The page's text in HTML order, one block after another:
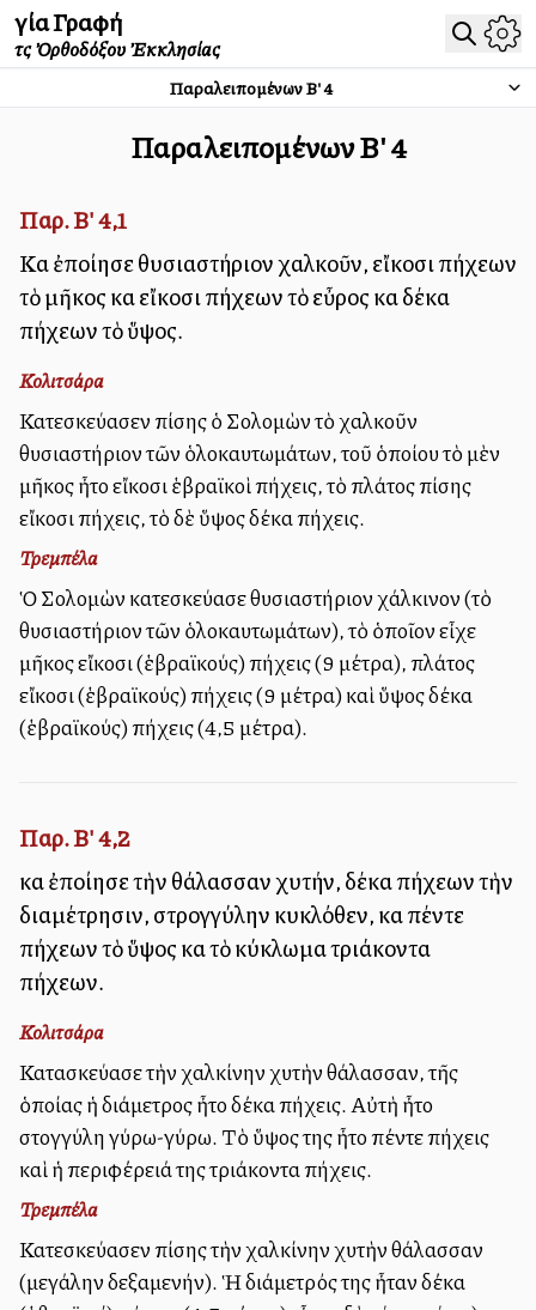
Ἁγία Γραφή
τῆς Ὀρθοδόξου Ἐκκλησίας
Παραλειπομένων Β'4
Παραλειπομένων Β'4
Παρ. Β' 4,1
Καὶ ἐποίησε θυσιαστήριον χαλκοῦν, εἴκοσι πήχεων
τὸ μῆκος καὶ εἴκοσι πήχεων τὸ εὖρος καὶ δέκα
πήχεων τὸ ὕψος.
Κολιτσάρα
Κατεσκεύασεν ἐπίσης ὁ Σολομὼν τὸ χαλκοῦν
θυσιαστήριον τῶν ὁλοκαυτωμάτων, τοῦ ὁποίου τὸ μὲν
μῆκος ἦτο εἴκοσι ἑβραϊκοὶ πήχεις, τὸ πλάτος ἐπίσης
εἴκοσι πήχεις, τὸ δὲ ὕψος δέκα πήχεις.
Τρεμπέλα
Ὁ Σολομὼν κατεσκεύασε θυσιαστήριον χάλκινον (τὸ
θυσιαστήριον τῶν ὁλοκαυτωμάτων), τὸ ὁποῖον εἶχε
μῆκος εἴκοσι (ἑβραϊκούς) πήχεις (9 μέτρα), πλάτος
εἴκοσι (ἑβραϊκούς) πήχεις (9 μέτρα) καὶ ὕψος δέκα
(ἑβραϊκούς) πήχεις (4,5 μέτρα).
Παρ. Β' 4,2
καὶ ἐποίησε τὴν θάλασσαν χυτήν, δέκα πήχεων τὴν
διαμέτρησιν, στρογγύλην κυκλόθεν, καὶ πέντε
πήχεων τὸ ὕψος καὶ τὸ κύκλωμα τριάκοντα
πήχεων.
Κολιτσάρα
Κατασκεύασε τὴν χαλκίνην χυτὴν θάλασσαν, τῆς
ὁποίας ἡ διάμετρος ἦτο δέκα πήχεις. Αὐτὴ ἦτο
στογγύλη γύρω-γύρω. Τὸ ὕψος της ἦτο πέντε πήχεις
καὶ ἡ περιφέρειά της τριάκοντα πήχεις.
Τρεμπέλα
Κατεσκεύασεν ἐπίσης τὴν χαλκίνην χυτὴν θάλασσαν
(μεγάλην δεξαμενήν). Ἡ διάμετρός της ἦταν δέκα